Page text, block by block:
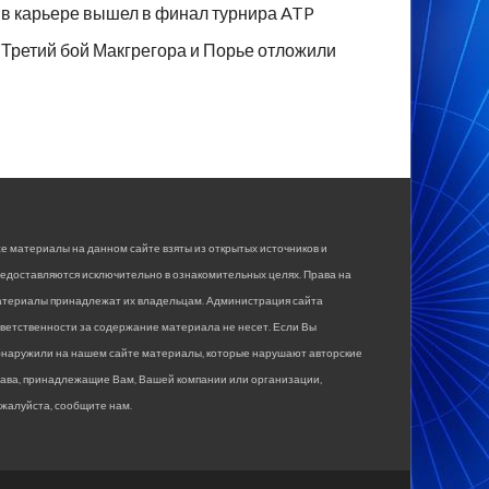
в карьере вышел в финал турнира ATP
Третий бой Макгрегора и Порье отложили
материалы на данном сайте взяты из открытых источников и
исключительно в ознакомительных целях. Права на
принадлежат их владельцам. Администрация сайта
за содержание материала не несет. Если Вы
на нашем сайте материалы, которые нарушают авторские
принадлежащие Вам, Вашей компании или организации,
сообщите нам.